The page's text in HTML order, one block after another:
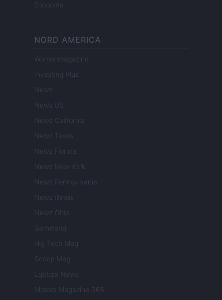
Encocina
NORD AMERICA
Womanmagazine
Investing Plus
Newz
Newz US
Newz California
Newz Texas
Newz Florida
Newz New York
Newz Pennsylvania
Newz Illinois
Newz Ohio
Gameland
Hig Tech Mag
Scoop Mag
Lgbtqia News
Motors Magazine 365